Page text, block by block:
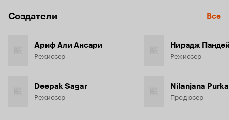
Создатели Все
Ариф Али Ансари
Режиссёр
Deepak Sagar
Режиссёр
Нирадж
Режиссёр
Nilanjana
Продюсер